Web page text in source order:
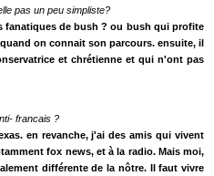
pas un peu simpliste?
fanatiques de bush ? ou bush qui profite
on connait son parcours. ensuite, il
et chrétienne et qui n'ont pas
francais ?
en revanche, j'ai des amis qui vivent
fox news, et à la radio. Mais moi,
différente de la nôtre. Il faut vivre